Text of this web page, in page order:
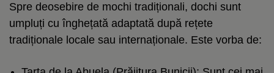
Spre deosebire de mochi tradiționali, dochi sunt
umpluți cu înghețată adaptată după rețete
tradiționale locale sau internaționale. Este vorba de: